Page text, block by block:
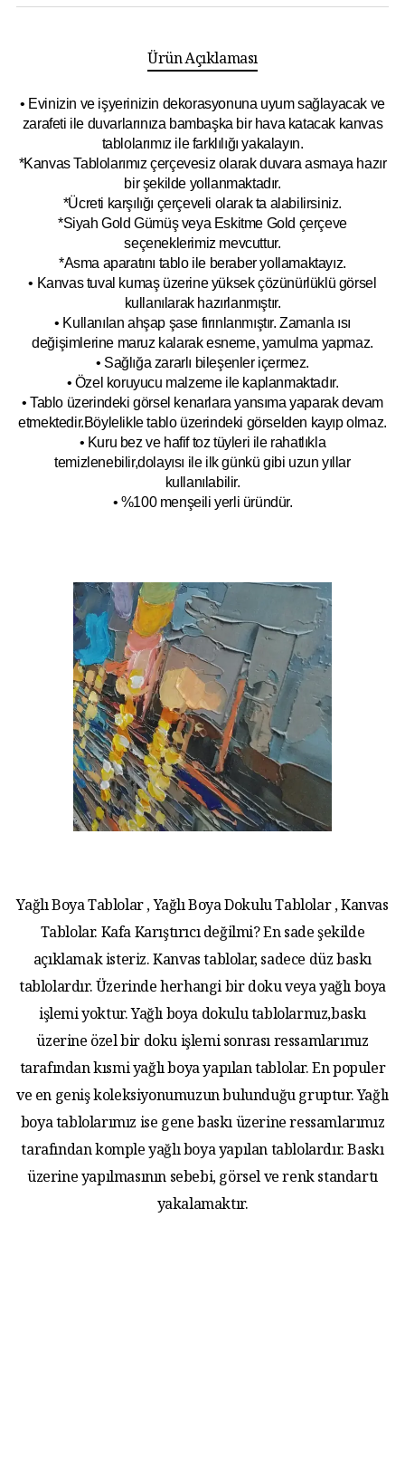
Ürün Açıklaması
• Evinizin ve işyerinizin dekorasyonuna uyum sağlayacak ve
zarafeti ile duvarlarınıza bambaşka bir hava katacak kanvas
tablolarımız ile farklılığı yakalayın.
*Kanvas Tablolarımız çerçevesiz olarak duvara asmaya hazır
bir şekilde yollanmaktadır.
*Ücreti karşılığı çerçeveli olarak ta alabilirsiniz.
*Siyah Gold Gümüş veya Eskitme Gold çerçeve
seçeneklerimiz mevcuttur.
*Asma aparatını tablo ile beraber yollamaktayız.
• Kanvas tuval kumaş üzerine yüksek çözünürlüklü görsel
kullanılarak hazırlanmıştır.
• Kullanılan ahşap şase fırınlanmıştır. Zamanla ısı
değişimlerine maruz kalarak esneme, yamulma yapmaz.
• Sağlığa zararlı bileşenler içermez.
• Özel koruyucu malzeme ile kaplanmaktadır.
• Tablo üzerindeki görsel kenarlara yansıma yaparak devam
etmektedir.Böylelikle tablo üzerindeki görselden kayıp olmaz.
• Kuru bez ve hafif toz tüyleri ile rahatlıkla
temizlenebilir,dolayısı ile ilkgünkü gibi uzun yıllar
kullanılabilir.
• %100 menşeili yerli üründür.
Yağlı Boya Tablolar , Yağlı Boya Dokulu Tablolar , Kanvas
Tablolar. Kafa Karıştırıcı değilmi? En sade şekilde
açıklamak isteriz. Kanvas tablolar, sadece düz baskı
tablolardır. Üzerinde herhangi bir doku veya yağlı boya
işlemi yoktur. Yağlı boya dokulu tablolarmız,baskı
üzerine özel bir doku işlemi sonrası ressamlarımız
tarafından kısmi yağlı boya yapılan tablolar. En populer
ve en geniş koleksiyonumuzun bulunduğu gruptur. Yağlı
boya tablolarımız ise gene baskı üzerine ressamlarımız
tarafından komple yağlı boya yapılan tablolardır. Baskı
üzerine yapılmasının sebebi, görsel ve renk standartı
yakalamaktır.